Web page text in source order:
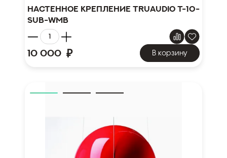
Настенное крепление TruAudio T-10-
SUB-WMB
10 000 ₽ В корзину